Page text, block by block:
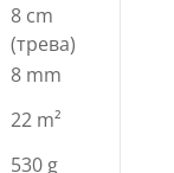
8 cm
(трева)
8 mm
22 m²
530 g